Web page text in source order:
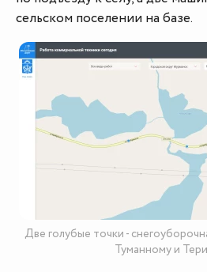
сельском поселении на базе.
Две голубые точки -
Туманному и